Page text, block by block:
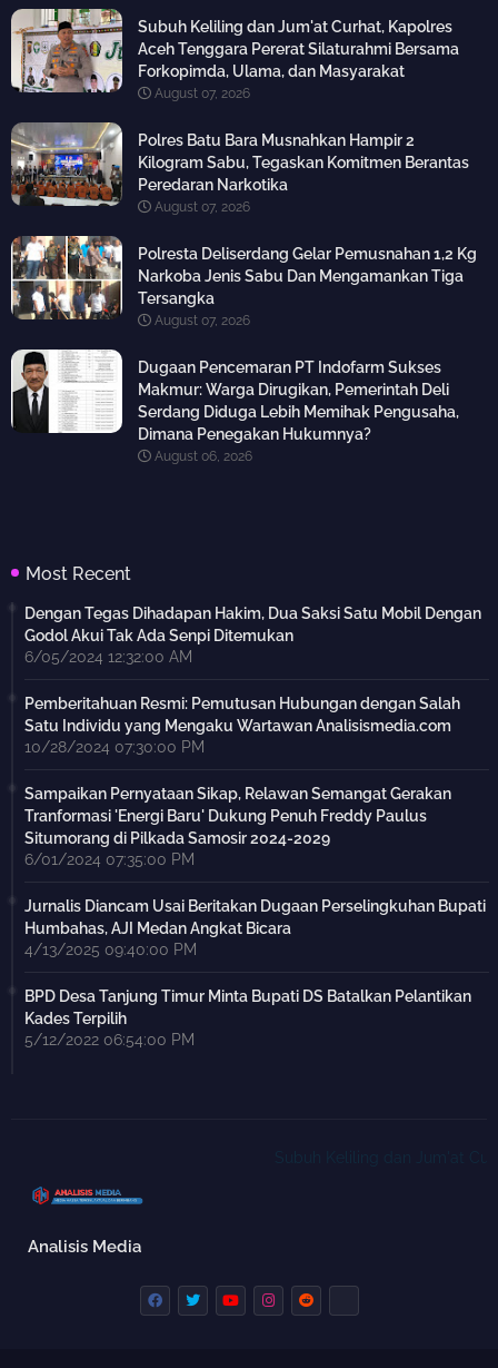
Subuh Keliling dan Jum'at Curhat, Kapolres
Aceh Tenggara Pererat Silaturahmi Bersama
Forkopimda, Ulama, dan Masyarakat
August 07, 2026
Polres Batu Bara Musnahkan Hampir 2
Kilogram Sabu, Tegaskan Komitmen Berantas
Peredaran Narkotika
August 07, 2026
Polresta Deliserdang Gelar Pemusnahan 1,2 Kg
Narkoba Jenis Sabu Dan Mengamankan Tiga
Tersangka
August 07, 2026
Dugaan Pencemaran PT Indofarm Sukses
Makmur: Warga Dirugikan, Pemerintah Deli
Serdang Diduga Lebih Memihak Pengusaha,
Dimana Penegakan Hukumnya?
August 06, 2026
Most Recent
Dengan Tegas Dihadapan Hakim, Dua Saksi Satu Mobil Dengan
Godol Akui Tak Ada Senpi Ditemukan
6/05/2024 12:32:00 AM
Pemberitahuan Resmi: Pemutusan Hubungan dengan Salah
Satu Individu yang Mengaku Wartawan Analisismedia.com
10/28/2024 07:30:00 PM
Sampaikan Pernyataan Sikap, Relawan Semangat Gerakan
Tranformasi 'Energi Baru' Dukung Penuh Freddy Paulus
Situmorang di Pilkada Samosir 2024-2029
6/01/2024 07:35:00 PM
Jurnalis Diancam Usai Beritakan Dugaan Perselingkuhan Bupati
Humbahas, AJI Medan Angkat Bicara
4/13/2025 09:40:00 PM
BPD Desa Tanjung Timur Minta Bupati DS Batalkan Pelantikan
Kades Terpilih
5/12/2022 06:54:00 PM
Analisis Media